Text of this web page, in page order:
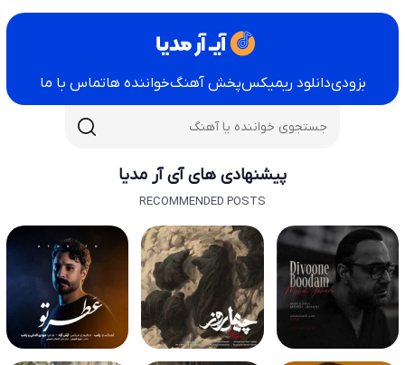
بزودیدانلود ریمیکسپخش آهنگخواننده هاتماس با ما
پیشنهادی های آی آر مدیا
RECOMMENDED POSTS